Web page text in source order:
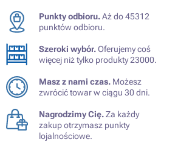
Punkty odbioru.Aż do 45312
punktów odbioru.
Szeroki wybór.Oferujemy coś
więcej niż tylko produkty 23000.
Masz z nami czas. Możesz
zwrócić towar w ciągu 30 dni.
Nagrodzimy Cię.Za każdy
zakup otrzymasz punkty
lojalnościowe.